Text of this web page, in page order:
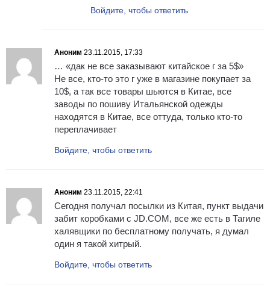
Войдите, чтобы ответить
Аноним 23.11.2015, 17:33
… «дак не все заказывают китайское г за 5$»
Не все, кто-то это г уже в магазине покупает за
10$, а так все товары шьются в Китае, все
заводы по пошиву Итальянской одежды
находятся в Китае, все оттуда, только кто-то
переплачивает
Войдите, чтобы ответить
Аноним 23.11.2015, 22:41
Сегодня получал посылки из Китая, пункт выдачи
забит коробками с JD.COM, все же есть в Тагиле
халявщики по бесплатному получать, я думал
один я такой хитрый.
Войдите, чтобы ответить